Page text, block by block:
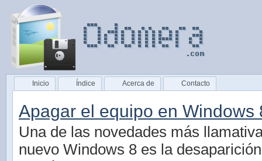
Inicio Índice Acerca de Contacto
Apagar el equipo en Windows
Una de las novedades más
nuevo Windows 8 es la